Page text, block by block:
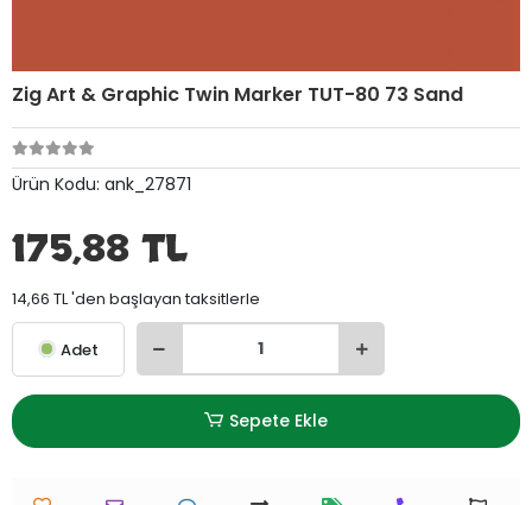
Zig Art & Graphic Twin Marker TUT-80 73 Sand
Ürün Kodu: ank_27871
175,88 TL
14,66 TL 'den başlayan taksitlerle
Adet
Sepete Ekle